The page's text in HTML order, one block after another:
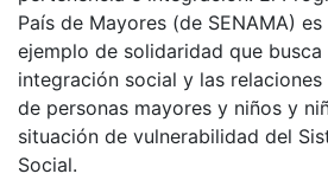
País de Mayores (de SENAMA)
ejemplo de solidaridad que
integración social y las
de personas mayores y niños y
situación de vulnerabilidad del
Social.